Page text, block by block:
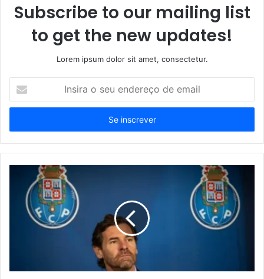
Subscribe to our mailing list
to get the new updates!
Lorem ipsum dolor sit amet, consectetur.
seu
de
email